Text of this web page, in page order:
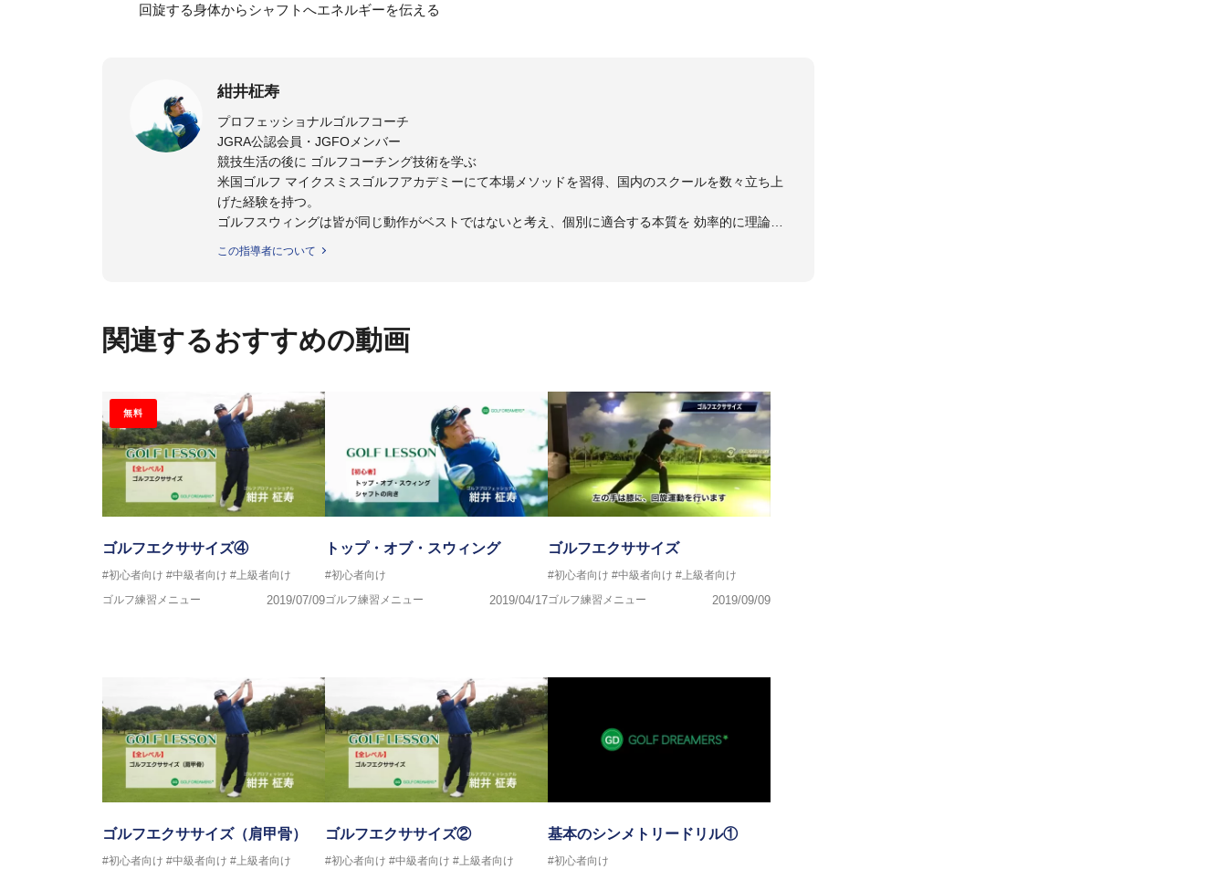
回旋する身体からシャフトへエネルギーを伝える
紺井柾寿
プロフェッショナルゴルフコーチ
JGRA公認会員・JGFOメンバー
競技生活の後に ゴルフコーチング技術を学ぶ
米国ゴルフ マイクスミスゴルフアカデミーにて本場メソッドを習得、国内のスクールを数々立ち上
げた経験を持つ。
ゴルフスウィングは皆が同じ動作がベストではないと考え、個別に適合する本質を 効率的に理論立
この指導者について
関連するおすすめの動画
無料
ゴルフエクササイズ④
#初心者向け #中級者向け #上級者向け
ゴルフ練習メニュー
2019/07/09
トップ・オブ・スウィング
#初心者向け
ゴルフ練習メニュー
2019/04/17
ゴルフエクササイズ
#初心者向け #中級者向け #上級者向け
ゴルフ練習メニュー
2019/09/09
ゴルフエクササイズ（肩甲骨）
#初心者向け #中級者向け #上級者向け
ゴルフエクササイズ②
#初心者向け #中級者向け #上級者向け
基本のシンメトリードリル①
#初心者向け